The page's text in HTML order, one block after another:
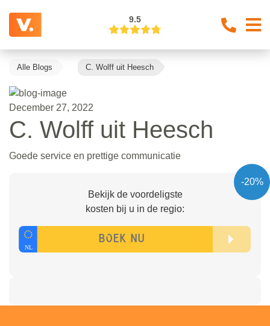
9.5
Alle Blogs C. Wolff uit Heesch
December 27, 2022
C. Wolff uit Heesch
Goede service en prettige communicatie
-20%
Bekijk de voordeligste
kosten bij u in de regio: